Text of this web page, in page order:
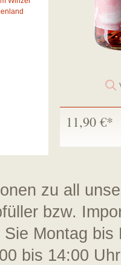
11,90 €*
zu all
bzw.
Montag
bis 14:00